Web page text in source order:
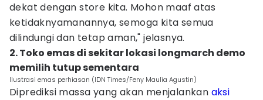
dekat dengan store kita. Mohon maaf atas
ketidaknyamanannya, semoga kita semua
dilindungi dan tetap aman," jelasnya.
2. Toko emas di sekitar lokasi longmarch demo
memilih tutup sementara
Ilustrasi emas perhiasan (IDN Times/Feny Maulia Agustin)
Diprediksi massa yang akan menjalankan aksi